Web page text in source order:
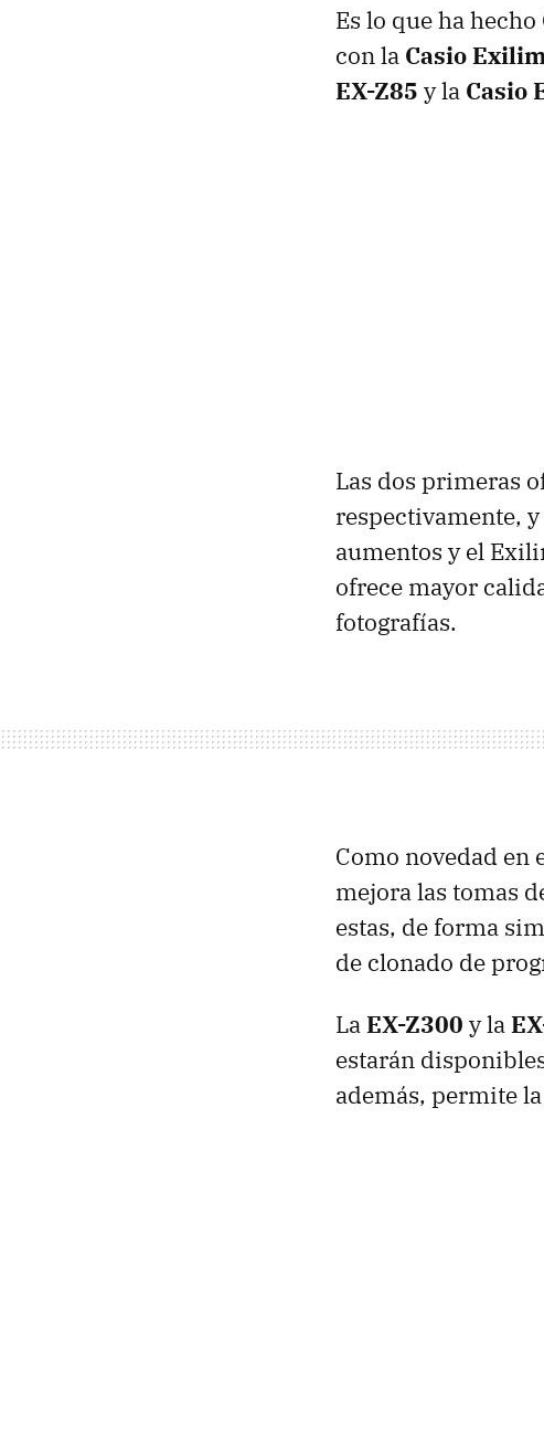
Es lo que ha hecho
con la Casio
EX-Z85 y la Casio
Las dos primeras
respectivamente,
aumentos y el
ofrece mayor
fotografías.
Como novedad en
mejora las tomas
estas, de forma
de clonado de
LaEX-Z300 y la
estarán
además, permite